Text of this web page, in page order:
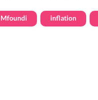
Mfoundi inflation